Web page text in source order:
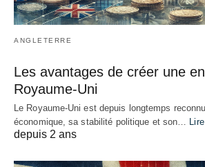
ANGLETERRE
Les avantages de créer une
Royaume-Uni
Le Royaume-Uni est depuis longtemps
économique, sa stabilité politique et son…
depuis 2 ans